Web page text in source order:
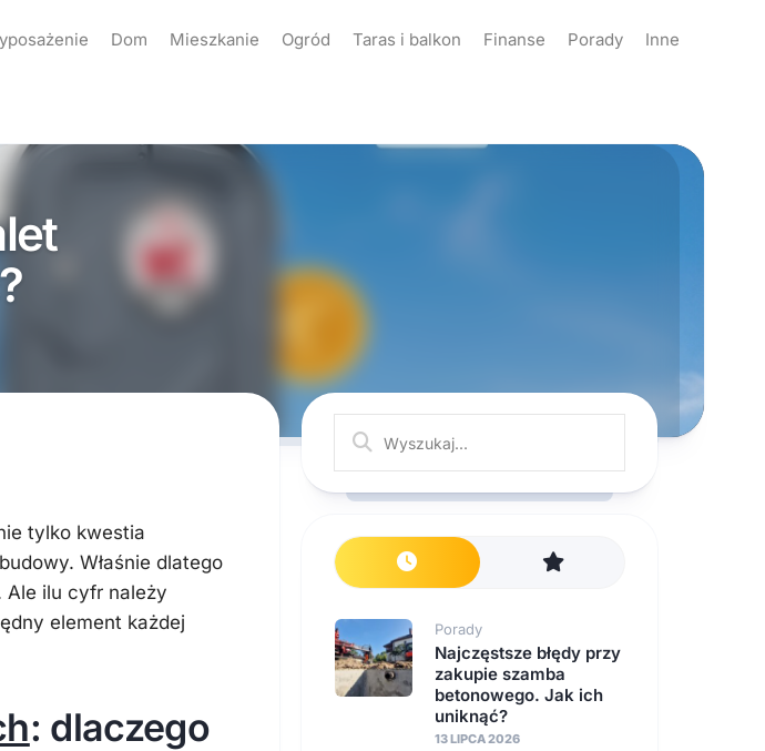
Dom Mieszkanie Ogród Taras i balkon Finanse Porady
Inne
tylko kwestia
Właśnie dlatego
Ale ilu cyfr należy
element każdej
: dlaczego
Porady
Najczęstsze błędy przy
zakupie szamba
betonowego. Jak ich
uniknąć?
13 LIPCA 2026